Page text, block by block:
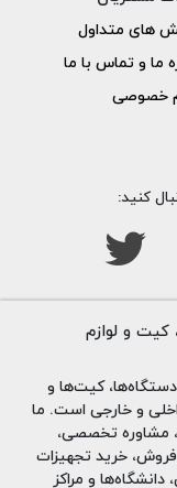
های متداول
ما و تماس با ما
خصوصی
کنید:
کیت و لوازم
کیت‌ها و
و خارجی است. ما
مشاوره تخصصی،
خرید تجهیزات
دانشگاه‌ها و مراکز